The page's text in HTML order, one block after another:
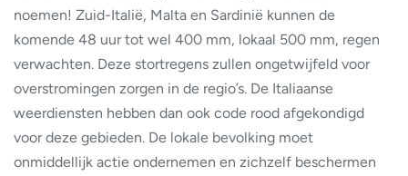
noemen! Zuid-Italië, Malta en Sardinië kunnen de
komende 48 uur tot wel 400 mm, lokaal 500 mm, regen
verwachten. Deze stortregens zullen ongetwijfeld voor
overstromingen zorgen in de regio’s. De Italiaanse
weerdiensten hebben dan ook code rood afgekondigd
voor deze gebieden. De lokale bevolking moet
onmiddellijk actie ondernemen en zichzelf beschermen